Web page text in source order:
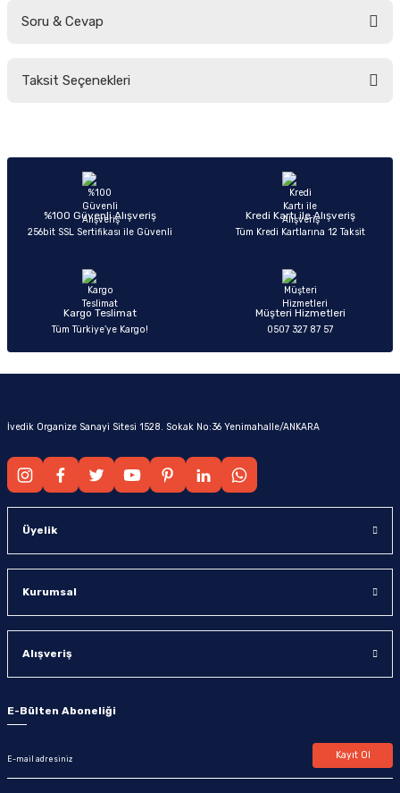
Soru & Cevap
Taksit Seçenekleri
%100 Güvenli Alışveriş
256bit SSL Sertifikası ile Güvenli
Kredi Kartı ile Alışveriş
Tüm Kredi Kartlarına 12 Taksit
Kargo Teslimat
Tüm Türkiye’ye Kargo!
Müşteri Hizmetleri
0507 327 87 57
İvedik Organize Sanayi Sitesi 1528. Sokak No:36 Yenimahalle/ANKARA
Üyelik
Kurumsal
Alışveriş
E-Bülten Aboneliği
Kayıt Ol